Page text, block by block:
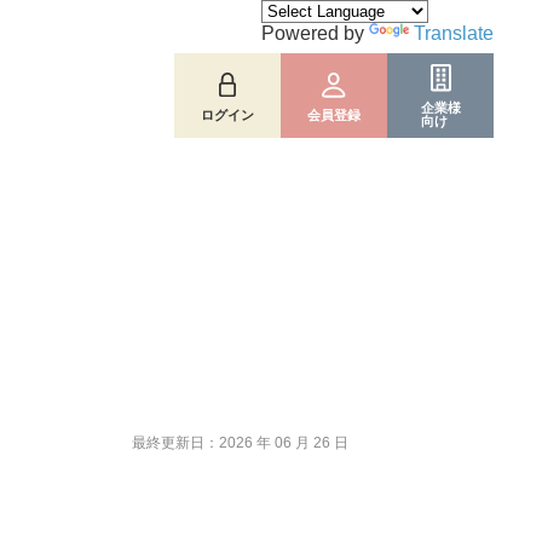
ログイン 会員登録
企業様
向け
Powered by Translate
最終更新日：2026 年 06 月 26 日